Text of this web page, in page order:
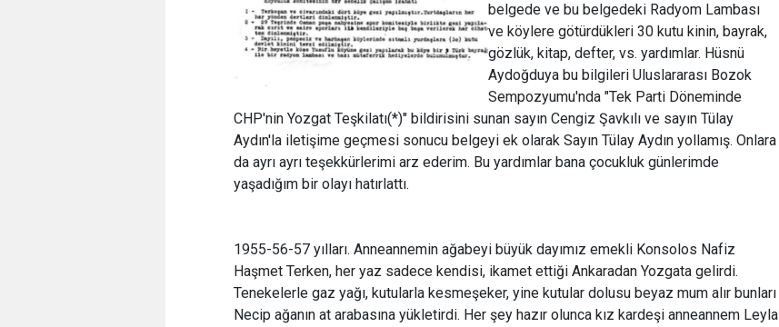
belgede ve bu belgedeki Radyom Lambası
ve köylere götürdükleri 30 kutu kinin, bayrak,
gözlük, kitap, defter, vs. yardımlar. Hüsnü
Aydoğduya bu bilgileri Uluslararası Bozok
Sempozyumu'nda "Tek Parti Döneminde
CHP'nin Yozgat Teşkilatı(*)" bildirisini sunan sayın Cengiz Şavkılı ve sayın Tülay
Aydın'la iletişime geçmesi sonucu belgeyi ek olarak Sayın Tülay Aydın yollamış. Onlara
da ayrı ayrı teşekkürlerimi arz ederim. Bu yardımlar bana çocukluk günlerimde
yaşadığım bir olayı hatırlattı.
1955-56-57 yılları. Anneannemin ağabeyi büyük dayımız emekli Konsolos Nafiz
Haşmet Terken, her yaz sadece kendisi, ikamet ettiği Ankaradan Yozgata gelirdi.
Tenekelerle gaz yağı, kutularla kesmeşeker, yine kutular dolusu beyaz mum alır bunları
Necip ağanın at arabasına yükletirdi. Her şey hazır olunca kız kardeşi anneannem Leyla